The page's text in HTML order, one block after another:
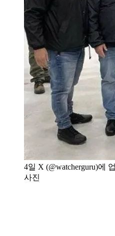
4일 X (@watcherguru)에
사진